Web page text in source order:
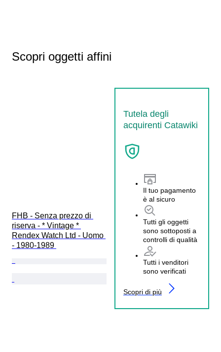
Scopri oggetti affini
Tutela degli
acquirenti Catawiki
Il tuo pagamento
è al sicuro
Tutti gli oggetti
sono sottoposti a
controlli di qualità
Tutti i venditori
sono verificati
Scopri di più
FHB - Senza prezzo di
riserva - * Vintage *
Rendex Watch Ltd - Uomo
- 1980-1989